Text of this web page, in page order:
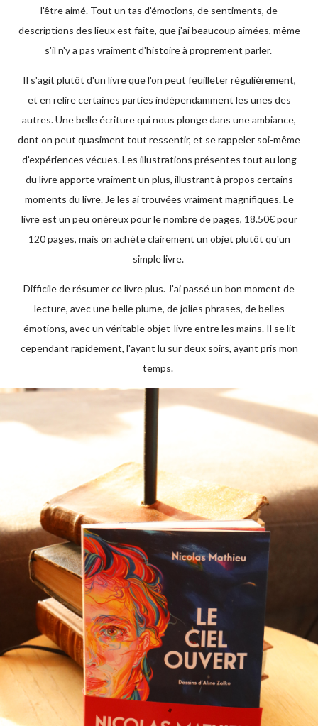
l'être aimé. Tout un tas d'émotions, de sentiments, de
descriptions des lieux est faite, que j'ai beaucoup aimées, même
s'il n'y a pas vraiment d'histoire à proprement parler.
Il s'agit plutôt d'un livre que l'on peut feuilleter régulièrement,
et en relire certaines parties indépendamment les unes des
autres. Une belle écriture qui nous plonge dans une ambiance,
dont on peut quasiment tout ressentir, et se rappeler soi-même
d'expériences vécues. Les illustrations présentes tout au long
du livre apporte vraiment un plus, illustrant à propos certains
moments du livre. Je les ai trouvées vraiment magnifiques. Le
livre est un peu onéreux pour le nombre de pages, 18.50€ pour
120 pages, mais on achète clairement un objet plutôt qu'un
simple livre.
Difficile de résumer ce livre plus. J'ai passé un bon moment de
lecture, avec une belle plume, de jolies phrases, de belles
émotions, avec un véritable objet-livre entre les mains. Il se lit
cependant rapidement, l'ayant lu sur deux soirs, ayant pris mon
temps.